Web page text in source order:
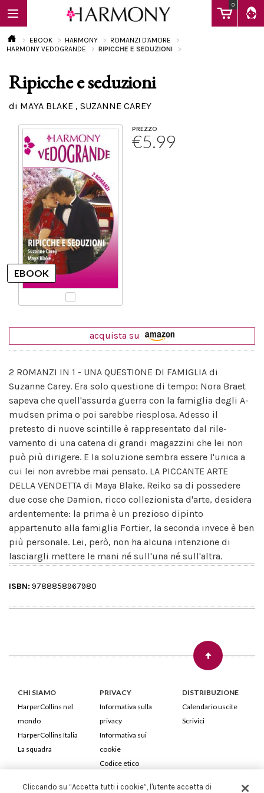
0
EBOOK
Calendario
EBOOK HARMONY
ROMANZI D'AMORE
HARMONY VEDOGRANDE
RIPICCHE E SEDUZIONI
Ripicche e seduzioni
di MAYA BLAKE , SUZANNE CAREY
PREZZO
€5.99
acquista su
2 ROMANZI IN 1 - UNA QUESTIONE DI FAMIGLIA di
Suzanne Carey. Era solo questione di tempo: Nora Braet
sapeva che quell'assurda guerra con la famiglia degli A-
mudsen prima o poi sarebbe riesplosa. Adesso il
pretesto di nuove scintille è rappresentato dal rile-
vamento di una catena di grandi magazzini che lei non
può più dirigere. E la soluzione sembra essere l'unica a
cui lei non avrebbe mai pensato. LA PICCANTE ARTE
DELLA VENDETTA di Maya Blake. Reiko sa di possedere
due cose che Damion, ricco collezionista d'arte, desidera
ardentemente: la prima è un prezioso dipinto
appartenuto alla famiglia Fortier, la seconda invece è ben
più personale. Lei, però, non ha alcuna intenzione di
lasciargli mettere le mani né sull'una né sull'altra.
ISBN: 9788858967980
CHI SIAMO
HarperCollins nel
mondo
HarperCollins Italia
La squadra
PRIVACY
Informativa sulla
privacy
Informativa sui
cookie
Codice etico
DISTRIBUZIONE
Calendario uscite
Scrivici
Cliccando su “Accetta tutti i cookie”, l'utente accetta di